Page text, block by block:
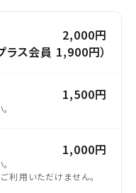
2,000円
ラス会員 1,900円）
1,500円
1,000円
用いただけません。